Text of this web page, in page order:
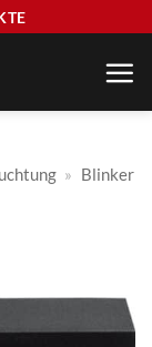
» Blinker